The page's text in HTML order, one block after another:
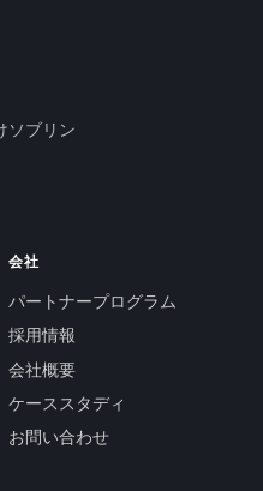
ソブリン
会社
パートナープログラム
採用情報
会社概要
ケーススタディ
お問い合わせ